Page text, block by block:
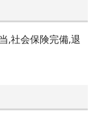
,社会保険完備,退